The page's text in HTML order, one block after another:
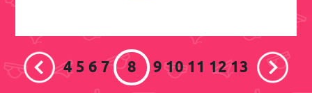
456 7 8 91011 1213